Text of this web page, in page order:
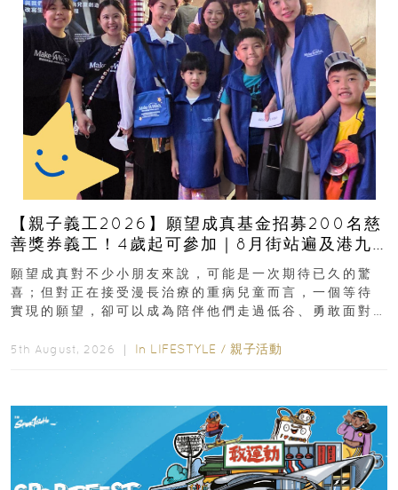
【親子義工2026】願望成真基金招募200名慈
善獎券義工！4歲起可參加｜8月街站遍及港九
新界
願望成真對不少小朋友來說，可能是一次期待已久的驚
喜；但對正在接受漫長治療的重病兒童而言，一個等待
實現的願望，卻可以成為陪伴他們走過低谷、勇敢面對
5th August, 2026 ｜ In LIFESTYLE / 親子活動